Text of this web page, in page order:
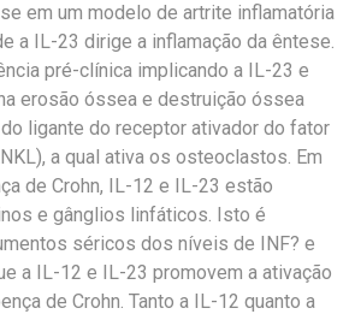
em um modelo de artrite inflamatória
a IL-23 dirige a inflamação da êntese.
pré-clínica implicando a IL-23 e
erosão óssea e destruição óssea
ligante do receptor ativador do fator
a qual ativa os osteoclastos. Em
de Crohn, IL-12 e IL-23 estão
e gânglios linfáticos. Isto é
séricos dos níveis de INF? e
a IL-12 e IL-23 promovem a ativação
de Crohn. Tanto a IL-12 quanto a